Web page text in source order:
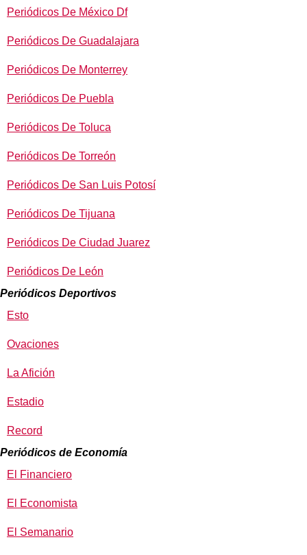
Periódicos De México Df
Periódicos De Guadalajara
Periódicos De Monterrey
Periódicos De Puebla
Periódicos De Toluca
Periódicos De Torreón
Periódicos De San Luis Potosí
Periódicos De Tijuana
Periódicos De Ciudad Juarez
Periódicos De León
Periódicos Deportivos
Esto
Ovaciones
La Afición
Estadio
Record
Periódicos de Economía
El Financiero
El Economista
El Semanario